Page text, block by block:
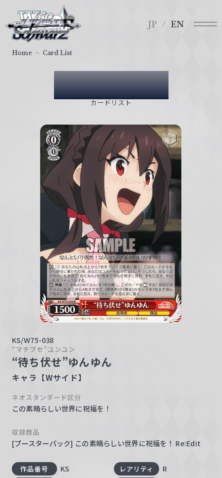
ァ
イ
JP EN
Card List
カードリスト
Home Card List
KS/W75-038
“マチブセ”ユンユン
“待ち伏せ”ゆんゆん
キャラ【Wサイド】
ネオスタンダード区分
この素晴らしい世界に祝福を！
収録商品
[ブースターパック] この素晴らしい世界に祝福を！ Re:Edit
作品番号 KS レアリティ R